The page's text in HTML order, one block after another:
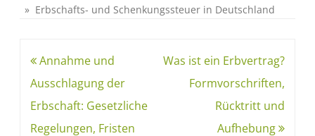
» Erbschafts- und Schenkungssteuer in Deutschland
Annahme und
Ausschlagung der
Erbschaft: Gesetzliche
Regelungen, Fristen
Was ist ein Erbvertrag?
Formvorschriften,
Rücktritt und
Aufhebung